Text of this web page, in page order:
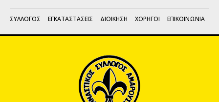
ΣΥΛΛΟΓΟΣ ΕΓΚΑΤΑΣΤΑΣΕΙΣ ΔΙΟΙΚΗΣΗ ΧΟΡΗΓΟΙ ΕΠΙΚΟΙΝΩΝΙΑ